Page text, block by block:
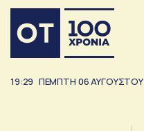
19:29 ΠΕΜΠΤΗ 06ΑΥΓΟΥΣΤΟΥ